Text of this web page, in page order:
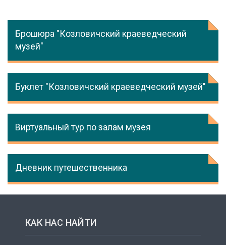
Брошюра "Козловичский краеведческий
музей"
Буклет "Козловичский краеведческий музей"
Виртуальный тур по залам музея
Дневник путешественника
КАК НАС НАЙТИ